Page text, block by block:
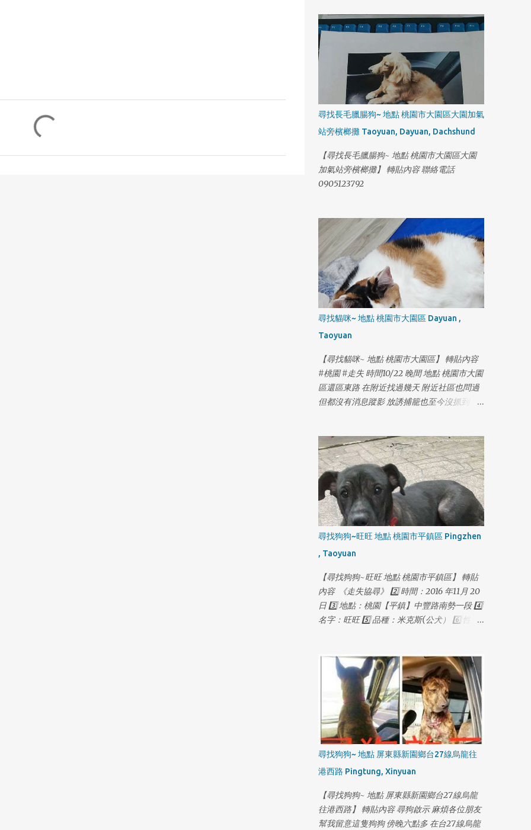
1
尋找長毛臘腸狗~ 地點 桃園市大園區大園加氣
站旁檳榔攤 Taoyuan, Dayuan, Dachshund
【尋找長毛臘腸狗~ 地點 桃園市大園區大園
加氣站旁檳榔攤】 轉貼內容 聯絡電話
0905123792
尋找貓咪~ 地點 桃園市大園區 Dayuan ,
Taoyuan
【尋找貓咪~ 地點 桃園市大園區】 轉貼內容
#桃園 #走失 時間10/22 晚間 地點 桃園市大園
區還區東路 在附近找過幾天 附近社區也問過
但都沒有消息蹤影 放誘捕籠也至今沒抓到 請
https://www.facebook.com/yolanda1103
1
尋找狗狗~旺旺 地點 桃園市平鎮區 Pingzhen
, Taoyuan
【尋找狗狗~旺旺 地點 桃園市平鎮區】 轉貼
內容 《走失協尋》 2️⃣ 時間：2016 年11月 20
日 3️⃣ 地點：桃園【平鎮】中豐路南勢一段 4️⃣
名字：旺旺 5️⃣ 品種：米克斯(公犬） 6️⃣ 性別/
項圈，金色鈴鐺，失蹤前體重約18公斤。皮毛
略稀疏。 🔟 聯絡方式：0927115888 葉先生
（03）4031691 多多莉寵物
尋找狗狗~ 地點 屏東縣新園鄉台27線烏龍往
港西路 Pingtung, Xinyuan
【尋找狗狗~ 地點 屏東縣新園鄉台27線烏龍
往港西路】 轉貼內容 尋狗啟示 麻煩各位朋友
幫我留意這隻狗狗 傍晚六點多 在台27線烏龍